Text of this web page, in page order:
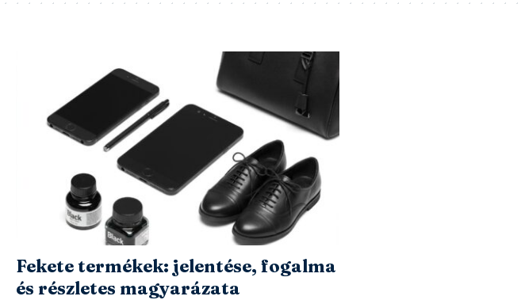
Fekete termékek: jelentése, fogalma
és részletes magyarázata